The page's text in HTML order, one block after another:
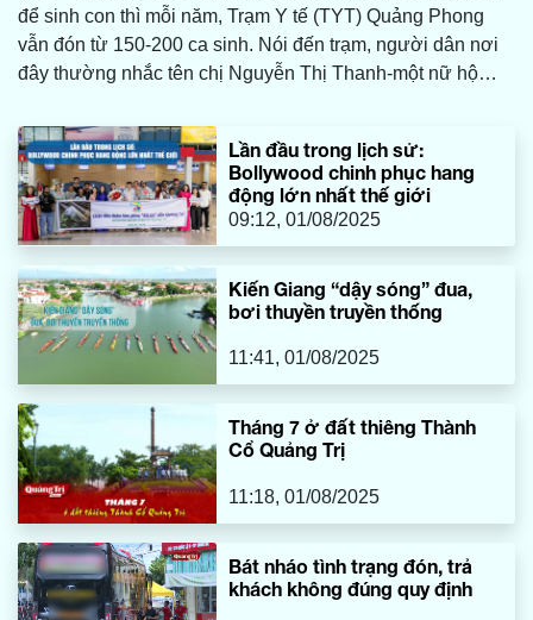
để sinh con thì mỗi năm, Trạm Y tế (TYT) Quảng Phong
vẫn đón từ 150-200 ca sinh. Nói đến trạm, người dân nơi
đây thường nhắc tên chị Nguyễn Thị Thanh-một nữ hộ
ở các xã, phường thuộc TX. Ba Đồn (cũ) “vượt cạn” thành
công.
Lần đầu trong lịch sử:
Bollywood chinh phục hang
động lớn nhất thế giới
09:12, 01/08/2025
Kiến Giang “dậy sóng” đua,
bơi thuyền truyền thống
11:41, 01/08/2025
Tháng 7 ở đất thiêng Thành
Cổ Quảng Trị
11:18, 01/08/2025
Bát nháo tình trạng đón, trả
khách không đúng quy định